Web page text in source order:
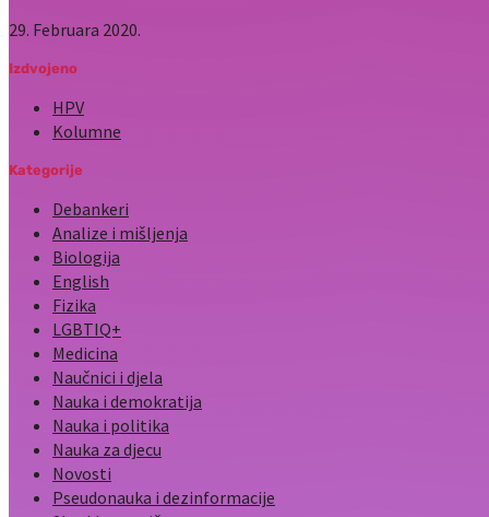
29. Februara 2020.
Izdvojeno
HPV
Kolumne
Kategorije
Debankeri
Analize i mišljenja
Biologija
English
Fizika
LGBTIQ+
Medicina
Naučnici i djela
Nauka i demokratija
Nauka i politika
Nauka za djecu
Novosti
Pseudonauka i dezinformacije